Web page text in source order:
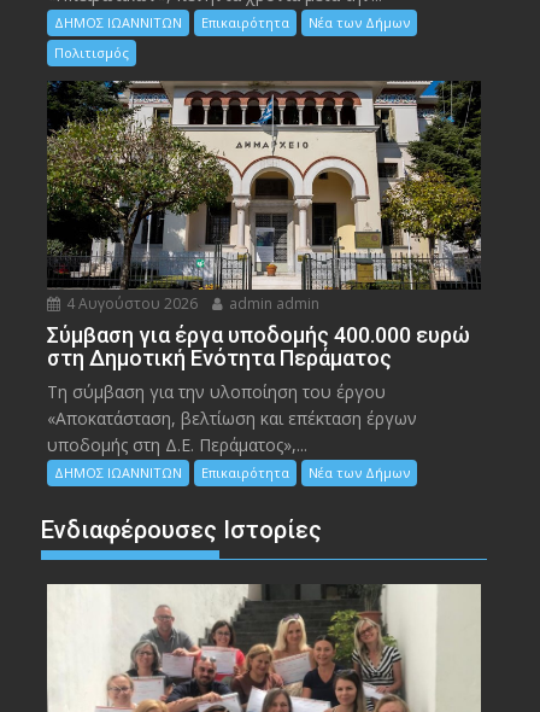
ΔΗΜΟΣ ΙΩΑΝΝΙΤΩΝ Επικαιρότητα
Νέα των Δήμων
Πολιτισμός
4 Αυγούστου 2026 admin admin
Σύμβαση για έργα υποδομής 400.000 ευρώ
στη Δημοτική Ενότητα Περάματος
Τη σύμβαση για την υλοποίηση του έργου
«Αποκατάσταση, βελτίωση και επέκταση έργων
υποδομής στη Δ.Ε. Περάματος»,...
ΔΗΜΟΣ ΙΩΑΝΝΙΤΩΝ Επικαιρότητα Νέα των Δήμων
Ενδιαφέρουσες Ιστορίες